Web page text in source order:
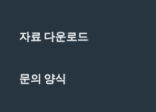
자료 다운로드
문의 양식